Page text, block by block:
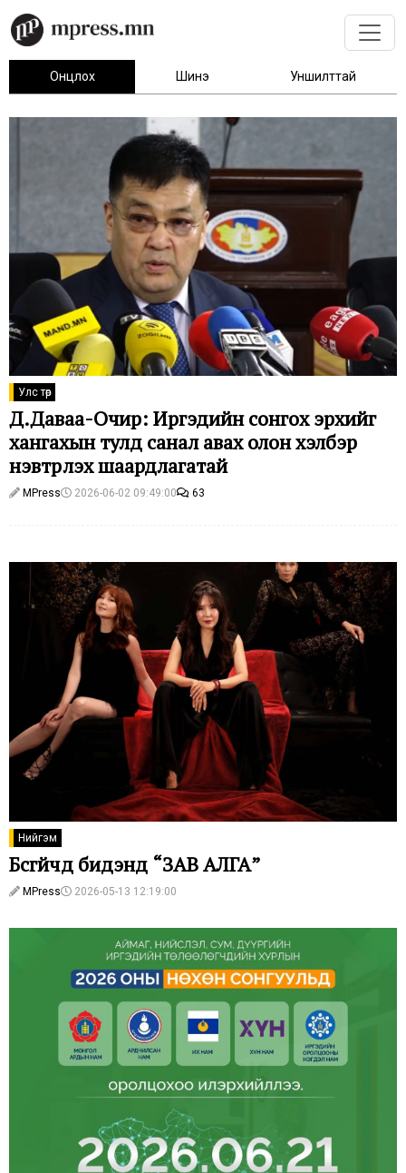
Онцлох Шинэ Уншилттай
Улс төр
Д.Даваа-Очир: Иргэдийн сонгох эрхийг
хангахын тулд санал авах олон хэлбэр
нэвтрүүлэх шаардлагатай
MPress 2026-06-02 09:49:00 63
Нийгэм
Бүсгүйчүүд бидэнд “ЗАВ АЛГА”
MPress 2026-05-13 12:19:00